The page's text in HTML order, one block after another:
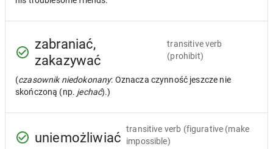
zabraniać,
zakazywać
transitive verb
(prohibit)
(czasownik niedokonany: Oznacza czynność jeszcze nie
skończoną (np. jechać).)
uniemożliwiać
transitive verb (figurative (make
impossible)